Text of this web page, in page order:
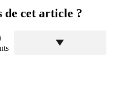
de cet article ?